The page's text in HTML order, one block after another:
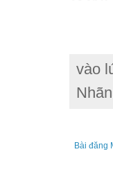
vào
Bài đăng